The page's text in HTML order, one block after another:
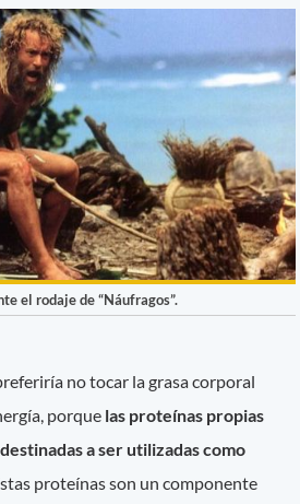
el rodaje de “Náufragos”.
no tocar la grasa corporal
porque las proteínas propias
a ser utilizadas como
proteínas son un componente